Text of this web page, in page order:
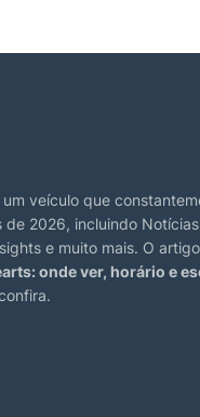
um veículo que
de 2026, incluindo
e muito mais. O
onde ver, horário e